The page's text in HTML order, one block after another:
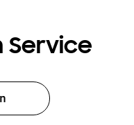
Service